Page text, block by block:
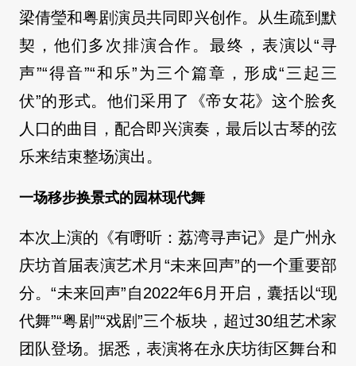
梁倩瑩和粤剧演员共同即兴创作。从生疏到默
契，他们多次排演合作。最终，表演以“寻
声”“得音”“和乐”为三个篇章，形成“三起三
伏”的形式。他们采用了《帝女花》这个脍炙
人口的曲目，配合即兴演奏，最后以古琴的弦
乐来结束整场演出。
一场移步换景式的园林现代舞
本次上演的《有嘢听：荔湾寻声记》是广州永
庆坊首届表演艺术月“未来回声”的一个重要部
分。“未来回声”自2022年6月开启，囊括以“现
代舞”“粤剧”“戏剧”三个板块，超过30组艺术家
团队登场。据悉，表演将在永庆坊街区舞台和